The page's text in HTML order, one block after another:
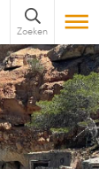
Zoeken